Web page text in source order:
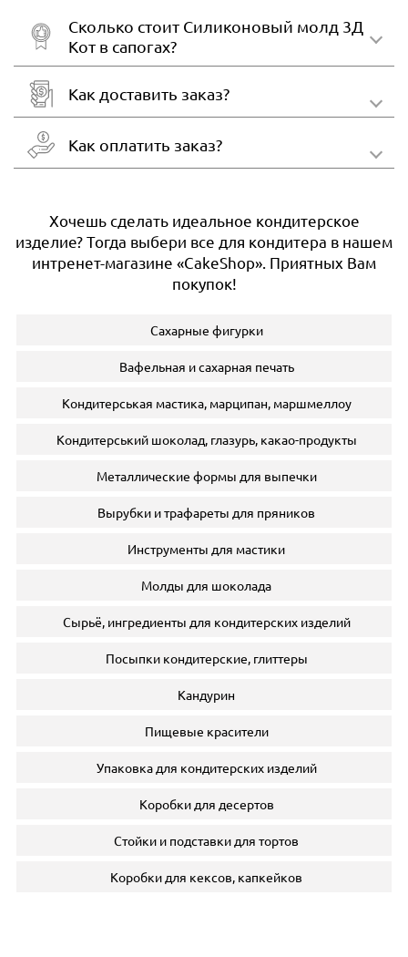
Сколько стоит Силиконовый молд 3Д
Кот в сапогах?
Как доставить заказ?
Как оплатить заказ?
Хочешь сделать идеальное кондитерское
изделие? Тогда выбери все для кондитера в нашем
интренет-магазине «CakeShop». Приятных Вам
покупок!
Сахарные фигурки
Вафельная и сахарная печать
Кондитерськая мастика, марципан, маршмеллоу
Кондитерський шоколад, глазурь, какао-продукты
Металлические формы для выпечки
Вырубки и трафареты для пряников
Инструменты для мастики
Молды для шоколада
Сырьё, ингредиенты для кондитерских изделий
Посыпки кондитерские, глиттеры
Кандурин
Пищевые красители
Упаковка для кондитерских изделий
Коробки для десертов
Стойки и подставки для тортов
Коробки для кексов, капкейков